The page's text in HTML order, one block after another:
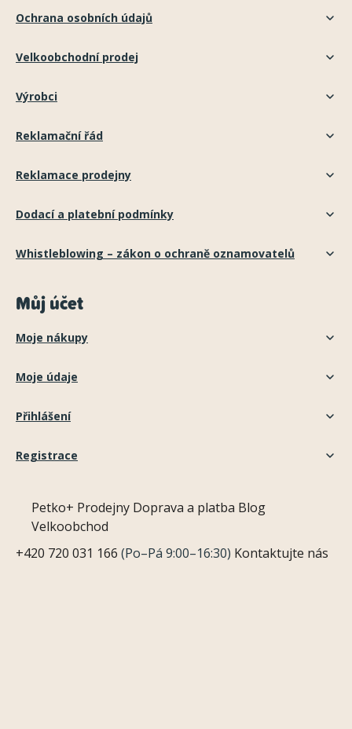
Ochrana osobních údajů
Velkoobchodní prodej
Výrobci
Reklamační řád
Reklamace prodejny
Dodací a platební podmínky
Whistleblowing – zákon o ochraně oznamovatelů
Můj účet
Moje nákupy
Moje údaje
Přihlášení
Registrace
Petko+ Prodejny Doprava a platba Blog
Velkoobchod
+420 720 031 166 (Po–Pá 9:00–16:30) Kontaktujte nás